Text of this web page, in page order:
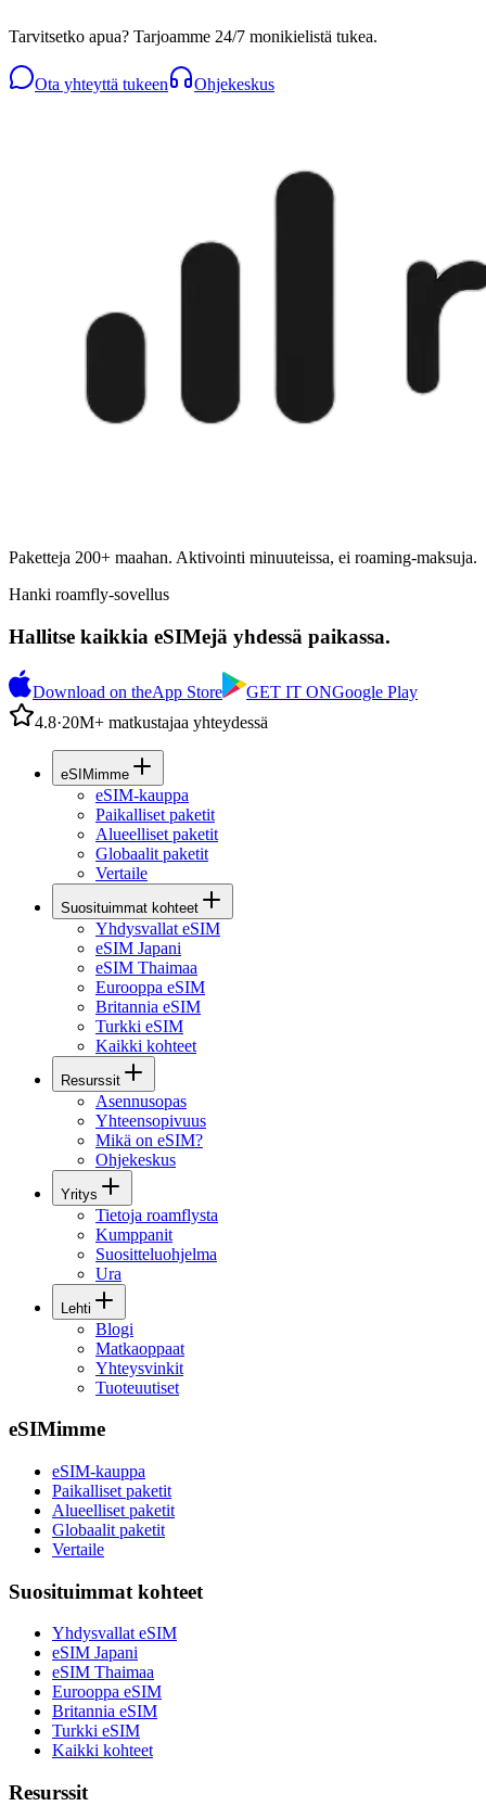
Tarvitsetko apua? Tarjoamme 24/7 monikielistä tukea.
Ota yhteyttä tukeen Ohjekeskus
Paketteja 200+ maahan. Aktivointi minuuteissa, ei roaming-maksuja.
Hanki roamfly-sovellus
Hallitse kaikkia eSIMejä yhdessä paikassa.
Download on theApp Store GET IT ONGoogle Play
4.8·20M+ matkustajaa yhteydessä
eSIMimme
eSIM-kauppa
Paikalliset paketit
Alueelliset paketit
Globaalit paketit
Vertaile
Suosituimmat kohteet
Yhdysvallat eSIM
eSIM Japani
eSIM Thaimaa
Eurooppa eSIM
Britannia eSIM
Turkki eSIM
Kaikki kohteet
Resurssit
Asennusopas
Yhteensopivuus
Mikä on eSIM?
Ohjekeskus
Yritys
Tietoja roamflysta
Kumppanit
Suositteluohjelma
Ura
Lehti
Blogi
Matkaoppaat
Yhteysvinkit
Tuoteuutiset
eSIMimme
eSIM-kauppa
Paikalliset paketit
Alueelliset paketit
Globaalit paketit
Vertaile
Suosituimmat kohteet
Yhdysvallat eSIM
eSIM Japani
eSIM Thaimaa
Eurooppa eSIM
Britannia eSIM
Turkki eSIM
Kaikki kohteet
Resurssit